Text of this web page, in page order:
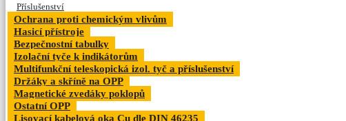
Příslušenství
Ochrana proti chemickým vlivům
Hasicí přístroje
Bezpečnostní tabulky
Izolační tyče k indikátorům
Multifunkční teleskopická izol. tyč a příslušenství
Držáky a skříně na OPP
Magnetické zvedáky poklopů
Ostatní OPP
Lisovací kabelová oka Cu dle DIN 46235